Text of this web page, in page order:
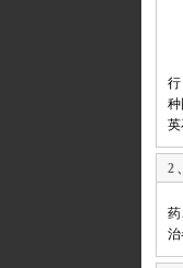
2、